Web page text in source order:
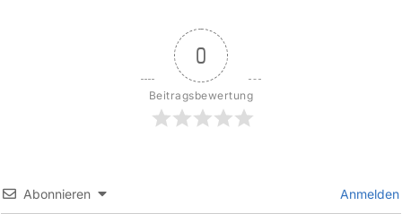
0
Beitragsbewertung
Abonnieren Anmelden